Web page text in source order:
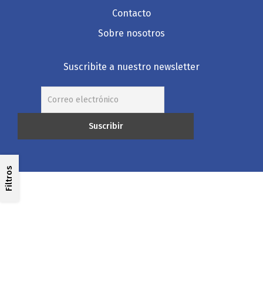
Filtros
Contacto
Sobre nosotros
Suscribite a nuestro newsletter